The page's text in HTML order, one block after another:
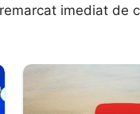
imediat de